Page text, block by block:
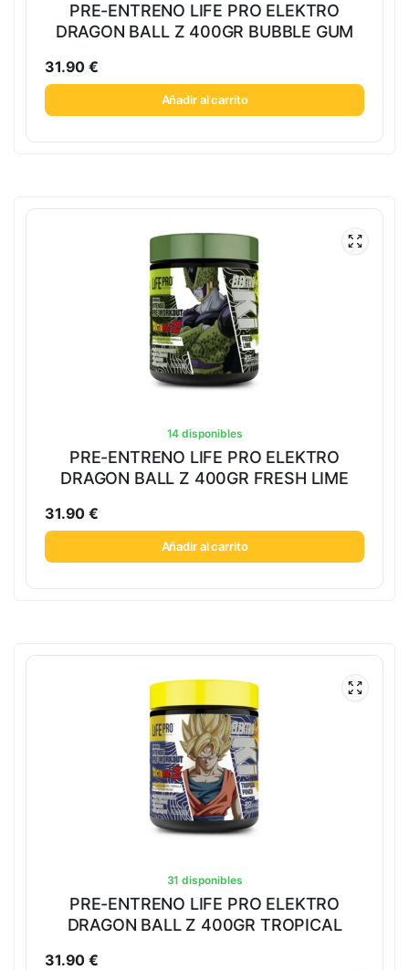
PRE-ENTRENO LIFE PRO ELEKTRO
DRAGON BALL Z 400GR BUBBLE GUM
31.90€
Añadir al carrito
14 disponibles
PRE-ENTRENO LIFE PRO ELEKTRO
DRAGON BALL Z 400GR FRESH LIME
31.90€
Añadir al carrito
31 disponibles
PRE-ENTRENO LIFE PRO ELEKTRO
DRAGON BALL Z 400GR TROPICAL
31.90€